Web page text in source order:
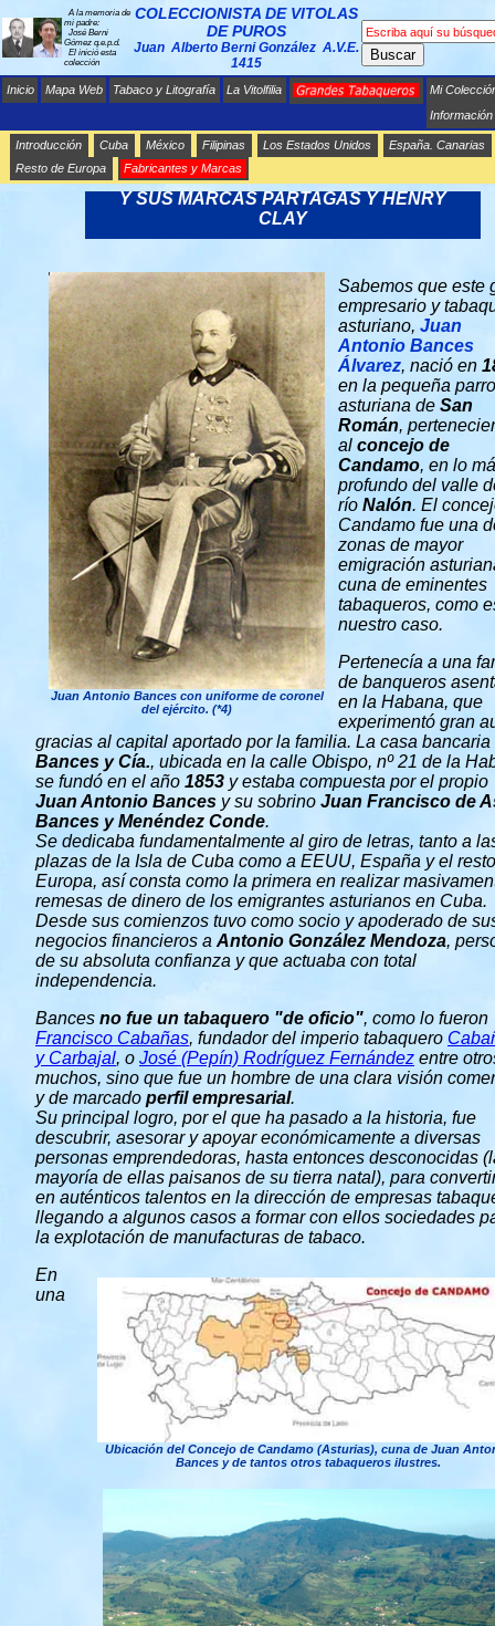
A la memoria de
mi padre:
José Berni
Gómez q.e.p.d.
El inició esta
colección
COLECCIONISTA DE VITOLAS
DE PUROS
Juan Alberto Berni González A.V.E.
1415
Buscar
Inicio Mapa Web Tabaco y Litografía La Vitolfilia
Mi
Información
Introducción Cuba México Filipinas Los Estados Unidos
España. Canarias
Resto de Europa
Fabricantes y Marcas
JUAN ANTONIO BANCES ÁLVAREZ
Y SUS MARCAS PARTAGAS Y HENRY
CLAY
Juan Antonio Bances con uniforme de coronel
del ejército. (*4)
Sabemos que este
empresario y
asturiano, Juan
Antonio Bances
Álvarez, nació en
en la pequeña
asturiana de San
Román,
al concejo de
Candamo, en lo
profundo del valle
río Nalón. El
Candamo fue una
zonas de mayor
emigración
cuna de eminentes
tabaqueros, como
nuestro caso.
Pertenecía a una
de banqueros
en la Habana, que
experimentó gran
gracias al capital aportado por la familia. La casa bancaria
Bances y Cía., ubicada en la calle Obispo, nº 21 de la
se fundó en el año 1853 y estaba compuesta por el propio
Juan Antonio Bances y su sobrino Juan Francisco de
Bances y Menéndez Conde.
Se dedicaba fundamentalmente al giro de letras, tanto a
plazas de la Isla de Cuba como a EEUU, España y el
Europa, así consta como la primera en realizar
remesas de dinero de los emigrantes asturianos en Cuba.
Desde sus comienzos tuvo como socio y apoderado de
negocios financieros a Antonio González Mendoza,
de su absoluta confianza y que actuaba con total
independencia.
Bances no fue un tabaquero "de oficio", como lo fueron
Francisco Cabañas, fundador del imperio tabaquero
y Carbajal, o José (Pepín) Rodríguez Fernández entre
muchos, sino que fue un hombre de una clara visión
y de marcado perfil empresarial.
Su principal logro, por el que ha pasado a la historia, fue
descubrir, asesorar y apoyar económicamente a diversas
personas emprendedoras, hasta entonces desconocidas
mayoría de ellas paisanos de su tierra natal), para
en auténticos talentos en la dirección de empresas
llegando a algunos casos a formar con ellos sociedades
la explotación de manufacturas de tabaco.
Ubicación del Concejo de Candamo (Asturias), cuna de Juan
Bances y de tantos otros tabaqueros ilustres.
En
una